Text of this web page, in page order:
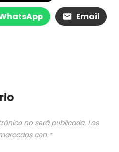
Email
no será publicada. Los
con *